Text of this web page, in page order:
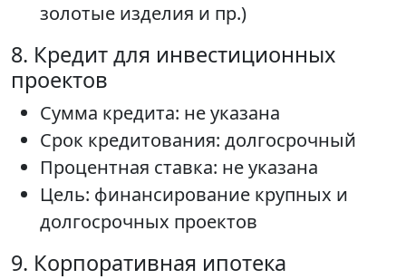
золотые изделия и пр.)
8. Кредит для инвестиционных
проектов
Сумма кредита: не указана
Срок кредитования: долгосрочный
Процентная ставка: не указана
Цель: финансирование крупных и
долгосрочных проектов
9. Корпоративная ипотека